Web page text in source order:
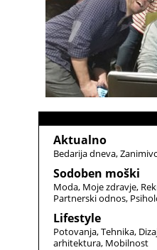
Aktualno
Bedarija dneva
Sodoben moški
Moda Moje zdravje
Partnerski odnos
Lifestyle
Potovanja Tehnika
arhitektura Mobilnost